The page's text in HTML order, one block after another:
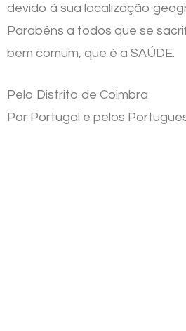
devido à sua localização
Parabéns a todos que se
bem comum, que é a SAÚDE.
Pelo Distrito de Coimbra
Por Portugal e pelos